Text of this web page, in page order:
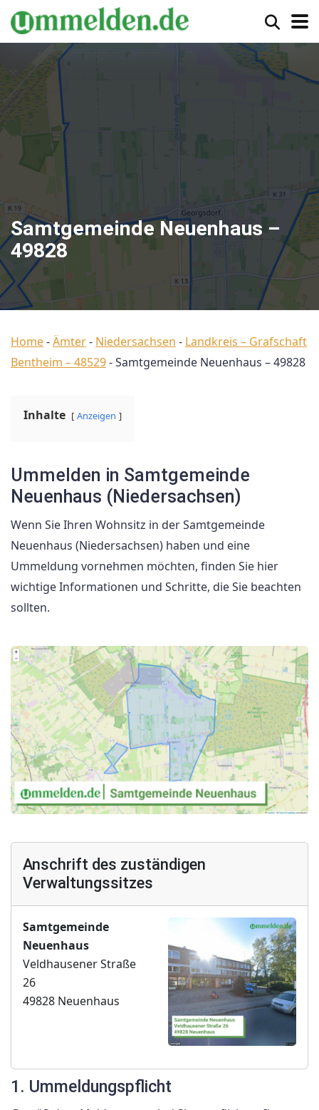
Samtgemeinde Neuenhaus –
49828
Home-Ämter- Niedersachsen - Landkreis – Grafschaft
Bentheim – 48529-Samtgemeinde Neuenhaus – 49828
Inhalte Anzeigen
Ummelden in Samtgemeinde
Neuenhaus (Niedersachsen)
Wenn Sie Ihren Wohnsitz in der Samtgemeinde
Neuenhaus (Niedersachsen) haben und eine
Ummeldung vornehmen möchten, finden Sie hier
wichtige Informationen und Schritte, die Sie beachten
sollten.
Anschrift des zuständigen
Verwaltungssitzes
Samtgemeinde
Neuenhaus
Veldhausener Straße
26
49828 Neuenhaus
1. Ummeldungspflicht